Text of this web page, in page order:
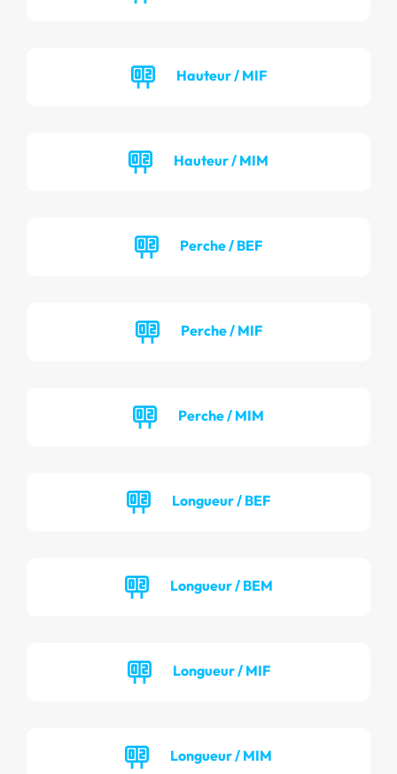
Hauteur / MIF
Hauteur / MIM
Perche / BEF
Perche / MIF
Perche / MIM
Longueur / BEF
Longueur / BEM
Longueur / MIF
Longueur / MIM